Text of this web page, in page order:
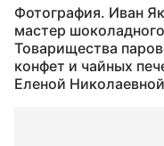
Фотография. Иван
мастер
Товарищества
конфет и чайных
Еленой